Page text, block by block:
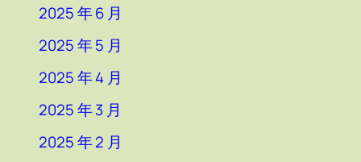
2025 年 6 月
2025 年 5 月
2025 年 4 月
2025 年 3 月
2025 年 2 月